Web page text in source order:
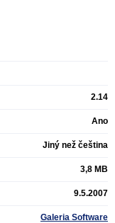
2.14
Ano
Jiný než čeština
3,8 MB
9.5.2007
Galeria Software